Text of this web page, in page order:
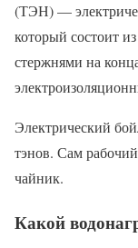
(ТЭН) —
который состоит
стержнями на
Электрический
тэнов. Сам
чайник.
Какой